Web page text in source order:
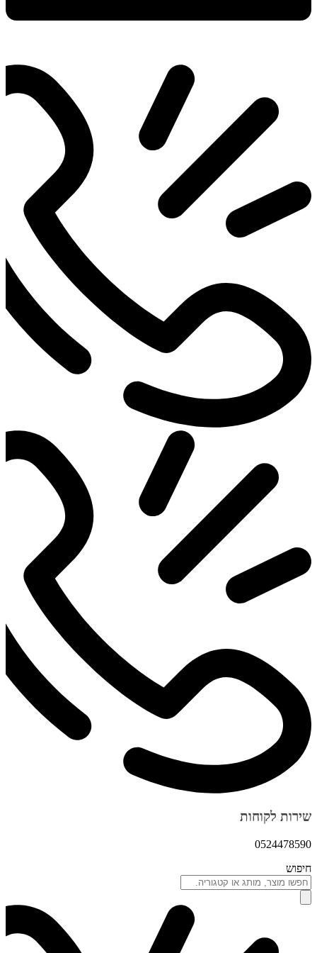
שירות לקוחות
0524478590
חיפוש